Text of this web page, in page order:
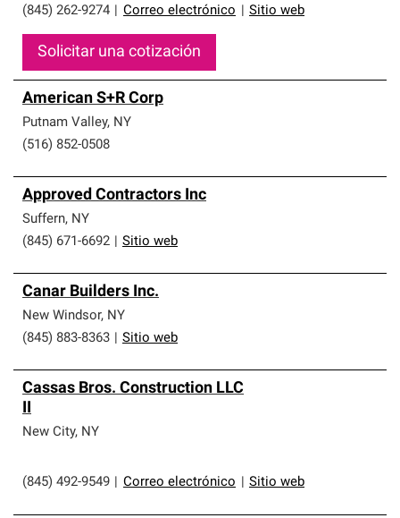
(845) 262-9274 Correo electrónico Sitio web
Solicitar una cotización
American S+R Corp
Putnam Valley, NY
(516) 852-0508
Approved Contractors Inc
Suffern, NY
(845) 671-6692
Sitio web
Canar Builders Inc.
New Windsor, NY
(845) 883-8363
Sitio web
Cassas Bros. Construction LLC
II
New City, NY
(845) 492-9549 Correo electrónico Sitio web